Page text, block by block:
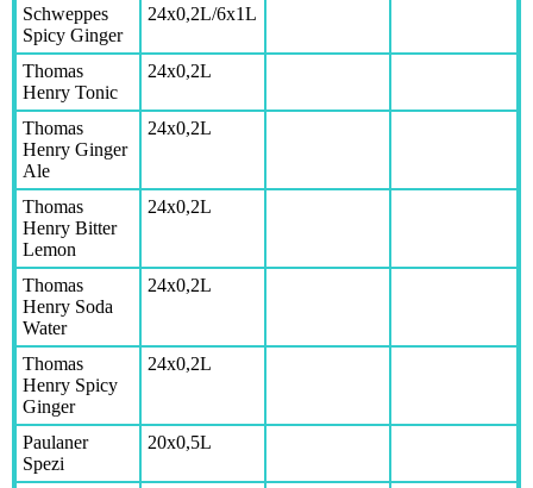
Schweppes
Spicy Ginger
24x0,2L/6x1L
Thomas
Henry Tonic
24x0,2L
Thomas
Henry Ginger
Ale
24x0,2L
Thomas
Henry Bitter
Lemon
24x0,2L
Thomas
Henry Soda
Water
24x0,2L
Thomas
Henry Spicy
Ginger
24x0,2L
Paulaner
Spezi
20x0,5L